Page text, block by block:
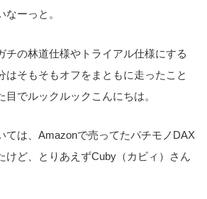
ーっと。
チの林道仕様やトライアル仕様にする
はそもそもオフをまともに走ったこと
でルックルックこんにちは。
ては、Amazonで売ってたパチモノDAX
けど、とりあえずCuby（カビィ）さん